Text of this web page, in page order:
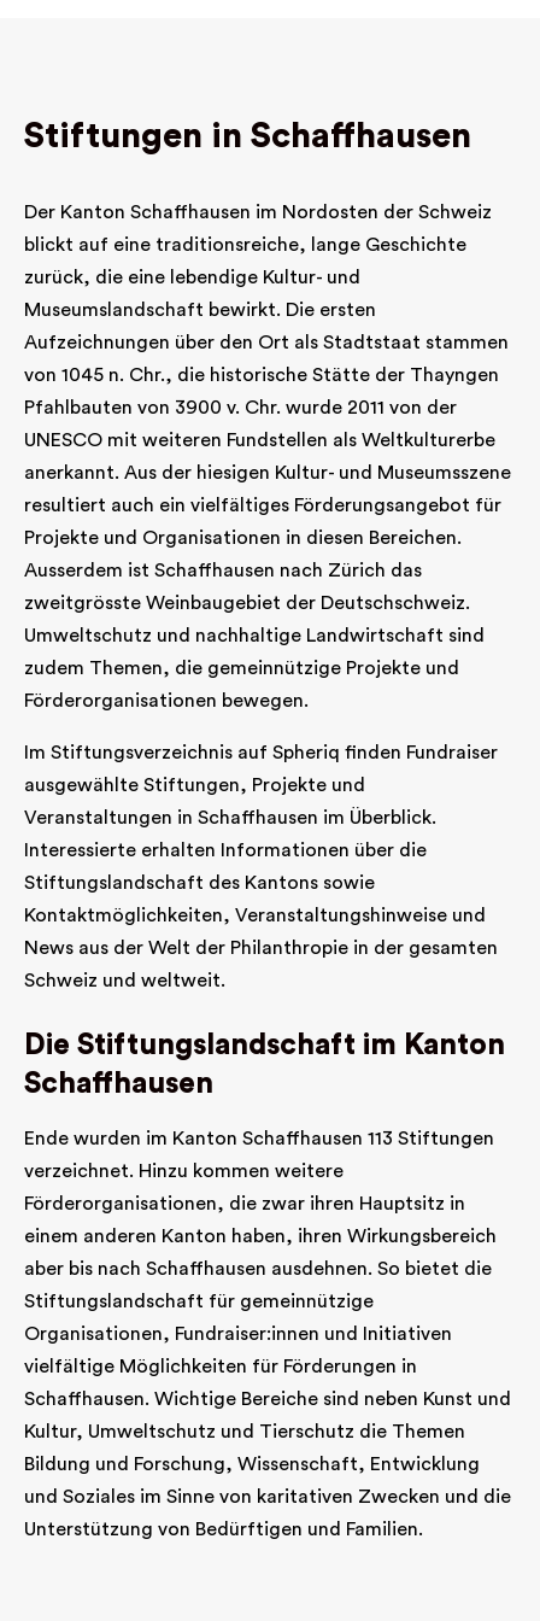
Stiftungen in Schaffhausen
Der Kanton Schaffhausen im Nordosten der Schweiz
blickt auf eine traditionsreiche, lange Geschichte
zurück, die eine lebendige Kultur- und
Museumslandschaft bewirkt. Die ersten
Aufzeichnungen über den Ort als Stadtstaat stammen
von 1045 n. Chr., die historische Stätte der Thayngen
Pfahlbauten von 3900 v. Chr. wurde 2011 von der
UNESCO mit weiteren Fundstellen als Weltkulturerbe
anerkannt. Aus der hiesigen Kultur- und Museumsszene
resultiert auch ein vielfältiges Förderungsangebot für
Projekte und Organisationen in diesen Bereichen.
Ausserdem ist Schaffhausen nach Zürich das
zweitgrösste Weinbaugebiet der Deutschschweiz.
Umweltschutz und nachhaltige Landwirtschaft sind
zudem Themen, die gemeinnützige Projekte und
Förderorganisationen bewegen.
Im Stiftungsverzeichnis auf Spheriq finden Fundraiser
ausgewählte Stiftungen, Projekte und
Veranstaltungen in Schaffhausen im Überblick.
Interessierte erhalten Informationen über die
Stiftungslandschaft des Kantons sowie
Kontaktmöglichkeiten, Veranstaltungshinweise und
News aus der Welt der Philanthropie in der gesamten
Schweiz und weltweit.
Die Stiftungslandschaft im Kanton
Schaffhausen
Ende wurden im Kanton Schaffhausen 113 Stiftungen
verzeichnet. Hinzu kommen weitere
Förderorganisationen, die zwar ihren Hauptsitz in
einem anderen Kanton haben, ihren Wirkungsbereich
aber bis nach Schaffhausen ausdehnen. So bietet die
Stiftungslandschaft für gemeinnützige
Organisationen, Fundraiser:innen und Initiativen
vielfältige Möglichkeiten für Förderungen in
Schaffhausen. Wichtige Bereiche sind neben Kunst und
Kultur, Umweltschutz und Tierschutz die Themen
Bildung und Forschung, Wissenschaft, Entwicklung
und Soziales im Sinne von karitativen Zwecken und die
Unterstützung von Bedürftigen und Familien.